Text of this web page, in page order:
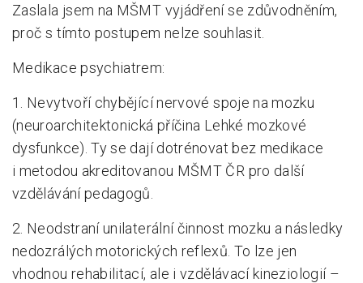
Zaslala jsem na MŠMT vyjádření se zdůvodněním,
proč s tímto postupem nelze souhlasit.
Medikace psychiatrem:
1. Nevytvoří chybějící nervové spoje na mozku
(neuroarchitektonická příčina Lehké mozkové
dysfunkce). Ty se dají dotrénovat bez medikace
i metodou akreditovanou MŠMT ČR pro další
vzdělávání pedagogů.
2. Neodstraní unilaterální činnost mozku a následky
nedozrálých motorických reflexů. To lze jen
vhodnou rehabilitací, ale i vzdělávací kineziologií –